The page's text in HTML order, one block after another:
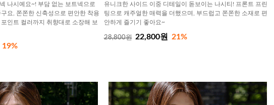
나시예요~! 부담 없는 보트넥으로
요, 쫀쫀한 신축성으로 편안한 착용
인트 컬러까지 취향대로 소장해 보
19%
유니크한 사이드 이중 디테일이 돋보이는 나시티! 프론트 프린
팅으로 캐주얼한 매력을 더했으며, 부드럽고 쫀쫀한 소재로 편
안하게 즐기기 좋아요~
28,800원 22,800원 21%